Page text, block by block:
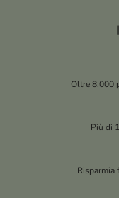
Oltre 8.000
Più di
Risparmia